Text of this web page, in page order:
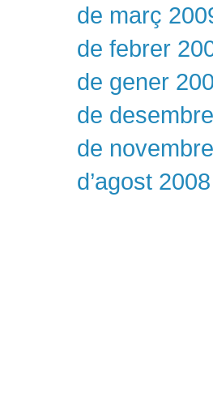
de març
de febrer
de gener
de
de
d’agost 2008